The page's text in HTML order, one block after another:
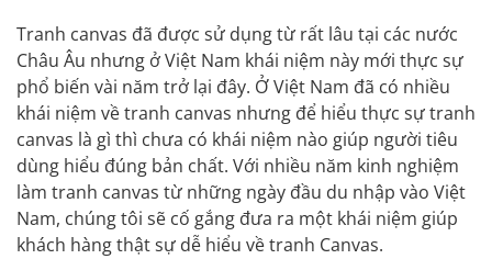
Tranh canvas đã được sử dụng từ rất lâu tại các nước
Châu Âu nhưng ở Việt Nam khái niệm này mới thực sự
phổ biến vài năm trở lại đây. Ở Việt Nam đã có nhiều
khái niệm về tranh canvas nhưng để hiểu thực sự tranh
canvas là gì thì chưa có khái niệm nào giúp người tiêu
dùng hiểu đúng bản chất. Với nhiều năm kinh nghiệm
làm tranh canvas từ những ngày đầu du nhập vào Việt
Nam, chúng tôi sẽ cố gắng đưa ra một khái niệm giúp
khách hàng thật sự dễ hiểu về tranh Canvas.